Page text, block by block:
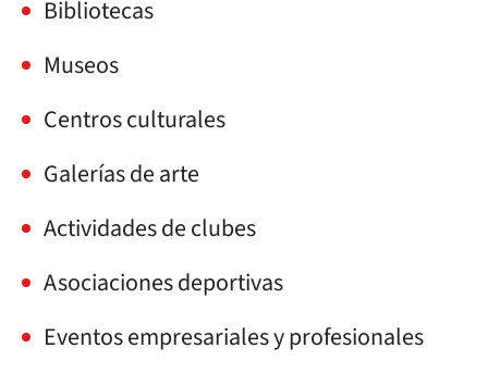
Bibliotecas
Museos
Centros culturales
Galerías de arte
Actividades de clubes
Asociaciones deportivas
Eventos empresariales y profesionales